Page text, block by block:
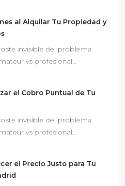
al Alquilar Tu Propiedad y
invisible del problema
vs profesional…
el Cobro Puntual de Tu
invisible del problema
vs profesional…
el Precio Justo para Tu